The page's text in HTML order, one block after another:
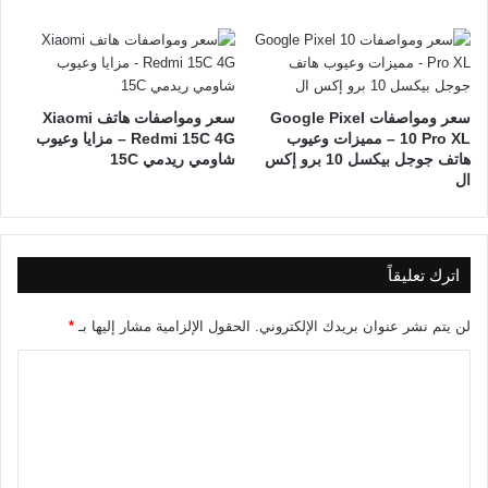
سعر ومواصفات Google Pixel
10 Pro XL – مميزات وعيوب
هاتف جوجل بيكسل 10 برو إكس
ال
سعر ومواصفات هاتف Xiaomi
Redmi 15C 4G – مزايا وعيوب
شاومي ريدمي 15C
اترك تعليقاً
لن يتم نشر عنوان بريدك الإلكتروني. الحقول الإلزامية مشار إليها بـ *